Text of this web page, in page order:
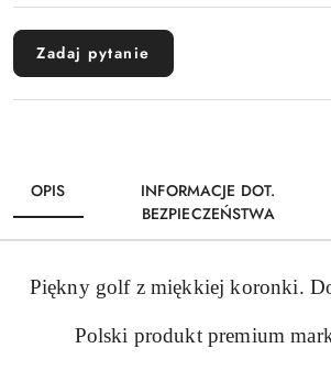
Zadaj pytanie
OPIS
INFORMACJE DOT.
BEZPIECZEŃSTWA
Piękny golf z miękkiej koronki.
Polski produkt premium